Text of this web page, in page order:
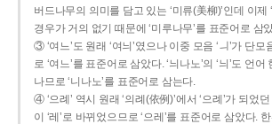
버드나무의 의미를 담고 있는 ‘미류(美柳)’인데 이제
경우가 거의 없기 때문에 ‘미루나무’를 표준어로 삼
③ ‘여느’도 원래 ‘여늬’였으나 이중 모음 ‘ㅢ’가 단모
로 ‘여느’를 표준어로 삼았다. ‘늬나노’의 ‘늬’도 언어
나므로 ‘니나노’를 표준어로 삼는다.
④ ‘으례’ 역시 원래 ‘의례(依例)’에서 ‘으례’가 되었던
이 ‘레’로 바뀌었으므로 ‘으레’를 표준어로 삼았다.